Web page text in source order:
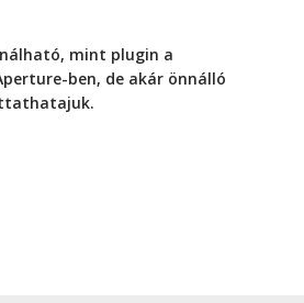
mint plugin a
ben, de akár önnálló